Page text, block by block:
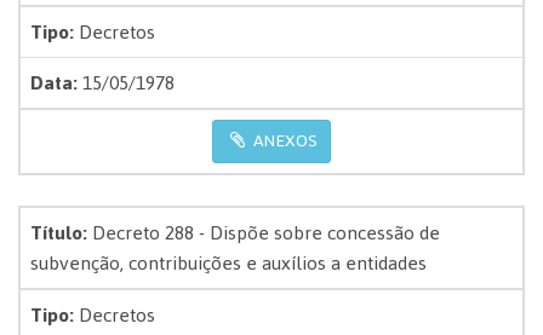
Tipo:Decretos
Data:15/05/1978
ANEXOS
Título:Decreto 288 - Dispõe sobre concessão de
subvenção, contribuições e auxílios a entidades
Tipo:Decretos